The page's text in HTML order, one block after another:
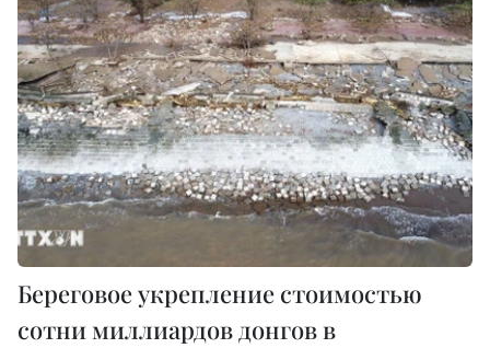
Береговое укрепление стоимостью
сотни миллиардов донгов в